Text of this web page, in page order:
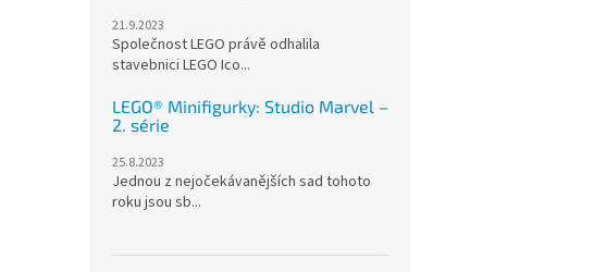
21.9.2023
Společnost LEGO právě odhalila
stavebnici LEGO Ico...
LEGO® Minifigurky: Studio Marvel –
2. série
25.8.2023
Jednou z nejočekávanějších sad tohoto
roku jsou sb...